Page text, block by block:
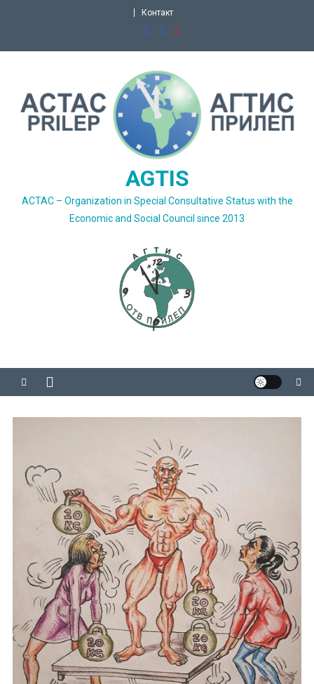
Контакт
AGTIS
ACTAC – Organization in Special Consultative Status with the
Economic and Social Council since 2013